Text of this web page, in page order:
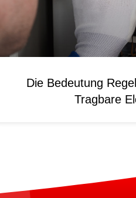
Die Bedeutung
Tragbare